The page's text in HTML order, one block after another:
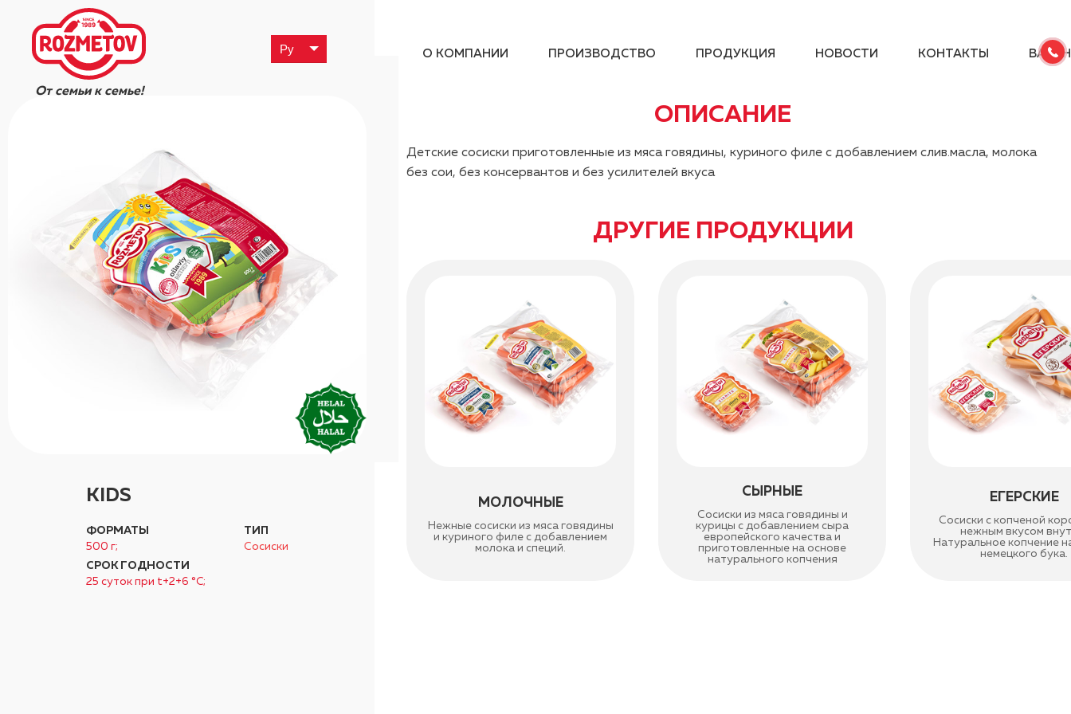
От семьи к семье!
Ру О КОМПАНИИ ПРОИЗВОДСТВО ПРОДУКЦИЯ НОВОСТИ КОНТАКТЫ
KIDS
ФОРМАТЫ
500 г;
ТИП
Сосиски
СРОК ГОДНОСТИ
25 суток при t+2+6 °C;
ОПИСАНИЕ
Детские сосиски приготовленные из мяса говядины, куриного филе с добавлением слив.масла, молока
без сои, без консервантов и без усилителей вкуса
ДРУГИЕ ПРОДУКЦИИ
МОЛОЧНЫЕ
Нежные сосиски из мяса говядины
и куриного филе с добавлением
молока и специй.
СЫРНЫЕ
Сосиски из мяса говядины и
курицы с добавлением сыра
европейского качества и
приготовленные на основе
натурального копчения
ЕГЕРСКИЕ
Сосиски с копченой
нежным вкусом
Натуральное копчение
немецкого бука.